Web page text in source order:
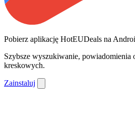
Pobierz aplikację HotEUDeals na
Szybsze wyszukiwanie, powiadomienia
kreskowych.
Zainstaluj